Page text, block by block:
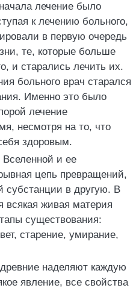
лечение было
к лечению больного,
в первую очередь
те, которые больше
и старались лечить их.
больного врач старался
Именно это было
лечение
несмотря на то, что
здоровым.
Вселенной и ее
цепь превращений,
субстанции в другую. В
всякая живая материя
существования:
старение, умирание,
наделяют каждую
явление, все свойства